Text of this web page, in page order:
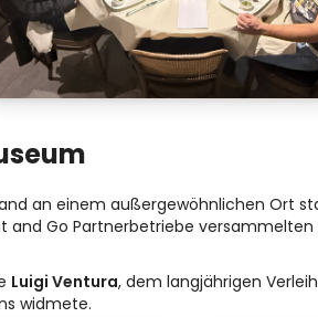
an einem außergewöhnlichen Ort
and Go Partnerbetriebe
Luigi Ventura, dem langjährigen
widmete.